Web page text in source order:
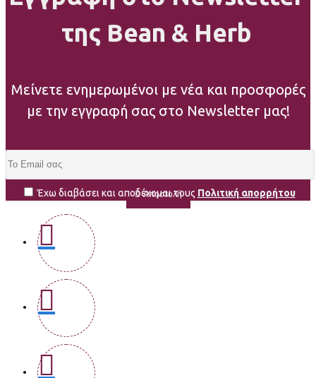
της Bean & Herb
Μείνετε ενημερωμένοι με νέα και προσφορές
με την εγγραφή σας στο Newsletter μας!
Αποστολή
Έχω διαβάσει και αποδέχομαι τους Πολιτική απορρήτου